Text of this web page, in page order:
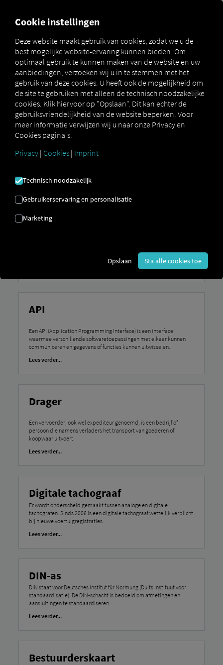
GLOSSARIUM
Hier vindt u alle definities van
termen die verband houden met
onderwerpen zoals RIO , Logistiek
en Telematica
Controle vóór vertrek
verkeersveiligheid en de operationele gereedheid te garanderen.
API
Een API (Application Programming Interface) is een interface
waarmee verschillende softwaretoepassingen met elkaar kunnen
communiceren en gegevens of functies kunnen uitwisselen.
Lees verder...
Drager
Een vervoerder, ook wel expediteur genoemd, is een bedrijf of
persoon die namens verladers het transport van goederen of
koopwaar uitvoert.
Lees verder...
Digitale tachograaf
Er wordt onderscheid gemaakt tussen analoge en digitale
tachografen. Sinds 2006 is een digitale tachograaf wettelijk verplicht
bij nieuwe voertuigregistraties.
Lees verder...
DIN-as
DIN staat voor Deutsches Institut für Normung (Duits instituut voor
standaardisatie): De DIN-schacht is bedoeld om afmetingen en
aansluitingen te standaardiseren.
Lees verder...
Bestuurderskaart
Cookie instellingen
Deze website maakt gebruik van cookies, zodat we u de
best mogelijke website-ervaring kunnen bieden. Om
optimaal gebruik te kunnen maken van de website en uw
aanbiedingen, verzoeken wij u in te stemmen met het
gebruik van deze cookies. U heeft ook de mogelijkheid om
de site te gebruiken met alleen de technisch noodzakelijke
cookies. Klik hiervoor op "Opslaan". Dit kan echter de
gebruiksvriendelijkheid van de website beperken. Voor
meer informatie verwijzen wij u naar onze Privacy en
Cookies pagina's.
Privacy | Cookies | Imprint
Technisch noodzakelijk
Gebruikerservaring en personalisatie
Marketing
Opslaan Sta alle cookies toe